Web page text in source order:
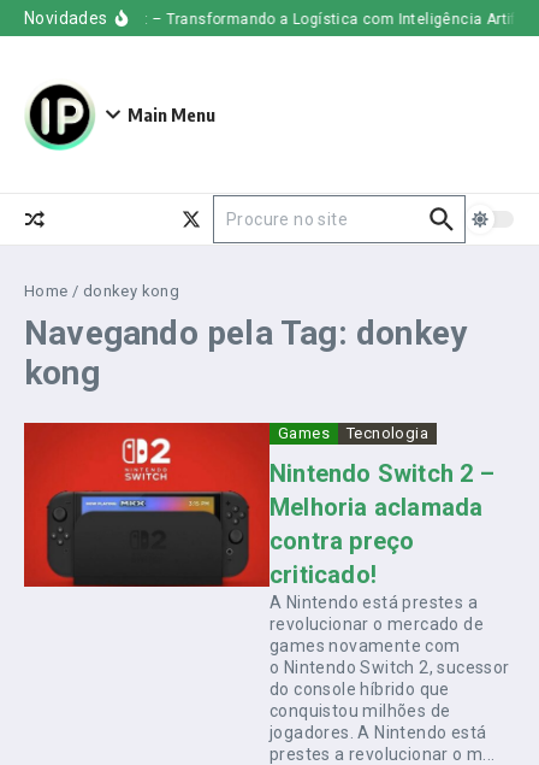
Ir para o conteúdo
Novidades
Uber Freight – Transformando a Logística com Inteligência Artificial
Main Menu
Home / donkey kong
Navegando pela Tag: donkey
kong
Games Tecnologia
Nintendo Switch 2 –
Melhoria aclamada
contra preço
criticado!
A Nintendo está prestes a
revolucionar o mercado de
games novamente com
o Nintendo Switch 2, sucessor
do console híbrido que
conquistou milhões de
jogadores. A Nintendo está
prestes a revolucionar o m...